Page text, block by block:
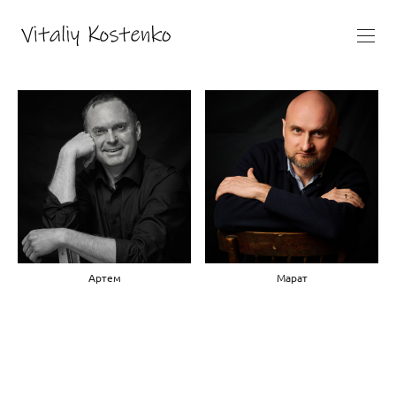
Артем Марат